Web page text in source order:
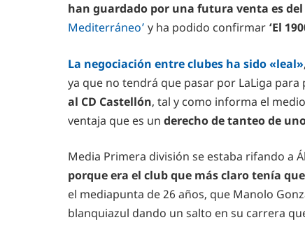
han guardado por una futura venta es del
Mediterráneo’ y ha podido confirmar ‘El
La negociación entre clubes ha sido «leal»
ya que no tendrá que pasar por LaLiga
al CD Castellón, tal y como informa el
ventaja que es un derecho de tanteo de
Media Primera división se estaba rifando a
porque era el club que más claro tenía
el mediapunta de 26 años, que Manolo
blanquiazul dando un salto en su carrera